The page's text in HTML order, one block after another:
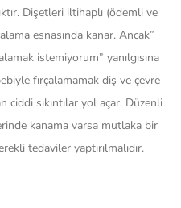
Dişetleri iltihaplı (ödemli ve
esnasında kanar. Ancak”
istemiyorum” yanılgısına
fırçalamamak diş ve çevre
sıkıntılar yol açar. Düzenli
kanama varsa mutlaka bir
tedaviler yaptırılmalıdır.